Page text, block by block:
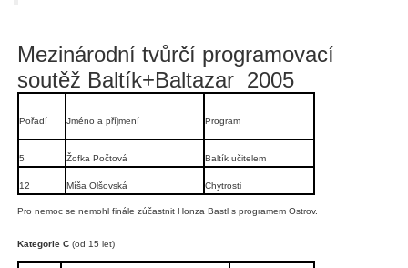
Mezinárodní tvůrčí programovací
soutěž Baltík+Baltazar 2005
Pořadí Jméno a příjmení Program
5 Žofka Počtová Baltík učitelem
12 Míša Olšovská Chytrosti
Pro nemoc se nemohl finále zúčastnit Honza Bastl s programem Ostrov.
Kategorie C (od 15 let)